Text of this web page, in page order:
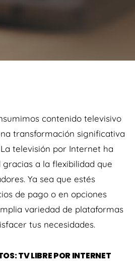
contenido televisivo
transformación significativa
televisión por Internet ha
a la flexibilidad que
Ya sea que estés
de pago o en opciones
variedad de plataformas
tus necesidades.
TV LIBRE POR INTERNET